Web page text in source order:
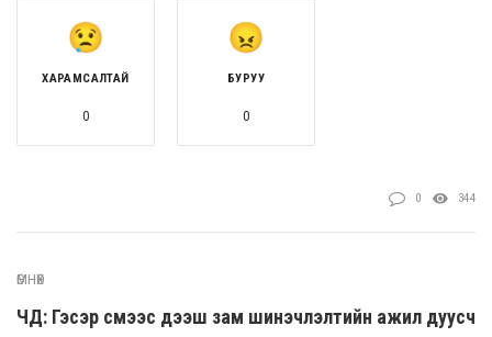
ХАРАМСАЛТАЙ
0
БУРУУ
0
0 344
ӨМНӨХ
ЧД: Гэсэр сүмээс дээш зам шинэчлэлтийн ажил дуусч